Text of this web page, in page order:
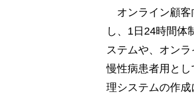
オンライン顧客
し、1日24時間体
ステムや、オン
慢性病患者用と
理システムの作成